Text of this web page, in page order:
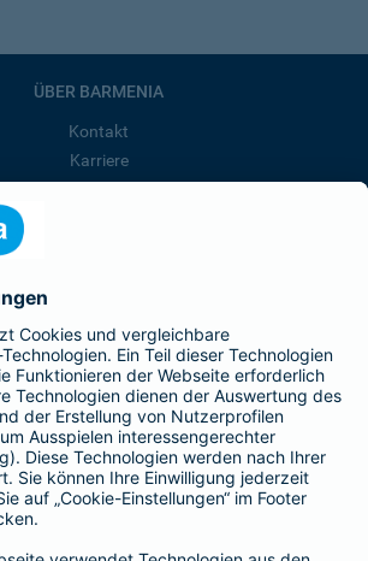
ÜBER BARMENIA
Kontakt
Karriere
ist Teil der BarmeniaGothaer
BELIEBTE SEITEN
Zusatzversicherung
Tierversicherungen
Haftpflichtversicherung
Hausratversicherung